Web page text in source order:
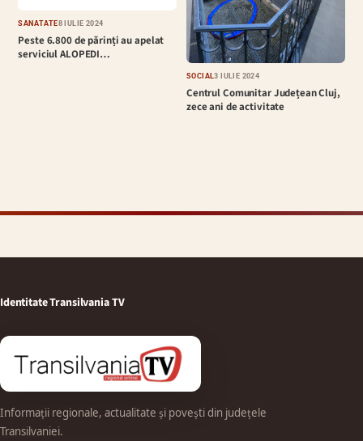
SĂNĂTATE8 IULIE 2024
Peste 6.800 de părinți au apelat
serviciul ALOPEDI…
SOCIAL3 IULIE 2024
Centrul Comunitar Județean Cluj,
zece ani de activitate
Identitate Transilvania TV
Informații regionale, actualitate și povești din județele
Transilvaniei.